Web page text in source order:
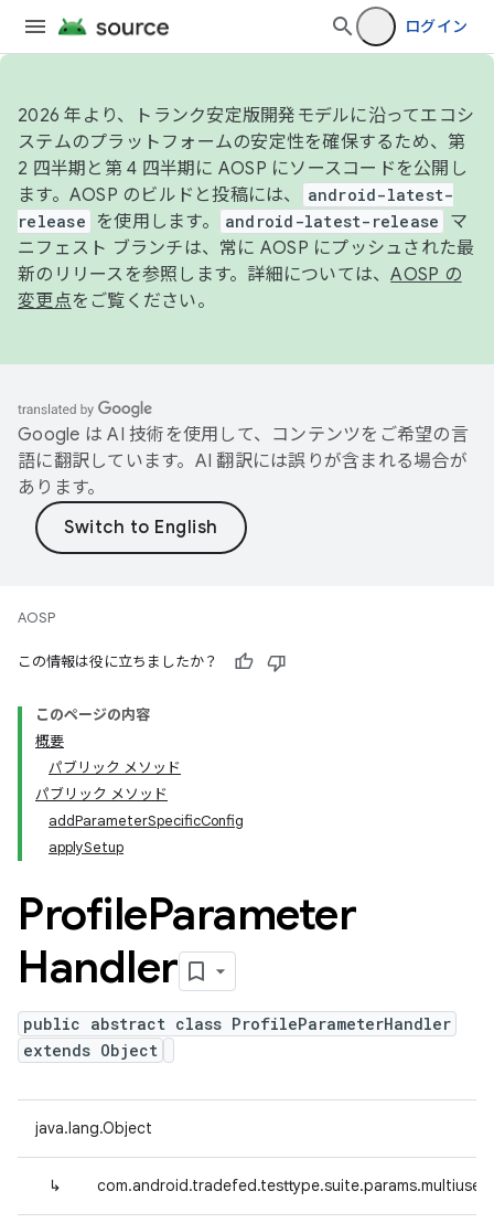
ログイン
2026 年より、トランク安定版開発モデルに沿ってエコシ
ステムのプラットフォームの安定性を確保するため、第
2 四半期と第 4 四半期に AOSP にソースコードを公開し
ます。AOSP のビルドと投稿には、
android-latest-
release
を使用します。 android-latest-release
マ
ニフェスト ブランチは、常に AOSP にプッシュされた最
新のリリースを参照します。詳細については、AOSP の
変更点をご覧ください。
Google は AI 技術を使用して、コンテンツをご希望の言
語に翻訳しています。AI 翻訳には誤りが含まれる場合が
あります。
AOSP
この情報は役に立ちましたか？
このページの内容
概要
パブリック メソッド
パブリック メソッド
addParameterSpecificConfig
applySetup
ProfileParameter
Handler
public abstract class ProfileParameterHandler
extends Object
java.lang.Object
↳